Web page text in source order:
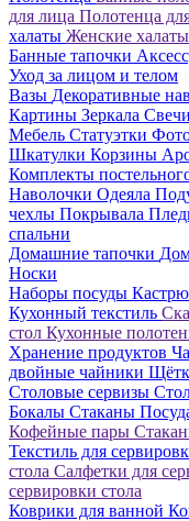
для лица Полотенца
халаты Женские халаты
Банные тапочки
Уход за лицом и телом
Вазы Декоративные
Картины Зеркала Свечи
Мебель Статуэтки
Шкатулки Корзины
Комплекты
Наволочки Одеяла
чехлы Покрывала
спальни
Домашние тапочки
Носки
Наборы посуды
Кухонный текстиль
стол Кухонные
Хранение продуктов
двойные чайники
Столовые сервизы
Бокалы Стаканы
Кофейные пары
Текстиль для
стола Салфетки для
сервировки стола
Коврики для ванной